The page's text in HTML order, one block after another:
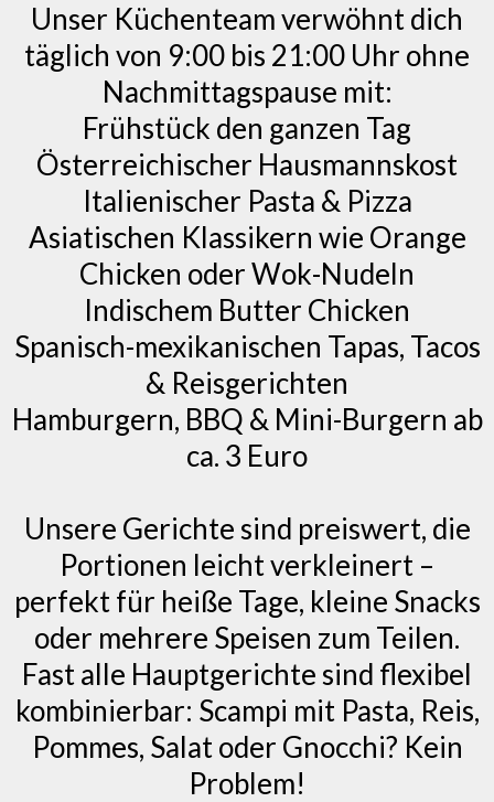
Unser Küchenteam verwöhnt dich
täglich von 9:00 bis 21:00 Uhr ohne
Nachmittagspause mit:
Frühstück den ganzen Tag
Österreichischer Hausmannskost
Italienischer Pasta & Pizza
Asiatischen Klassikern wie Orange
Chicken oder Wok-Nudeln
Indischem Butter Chicken
Spanisch-mexikanischen Tapas, Tacos
& Reisgerichten
Hamburgern, BBQ & Mini-Burgern ab
ca. 3 Euro
Unsere Gerichte sind preiswert, die
Portionen leicht verkleinert –
perfekt für heiße Tage, kleine Snacks
oder mehrere Speisen zum Teilen.
Fast alle Hauptgerichte sind flexibel
kombinierbar: Scampi mit Pasta, Reis,
Pommes, Salat oder Gnocchi? Kein
Problem!